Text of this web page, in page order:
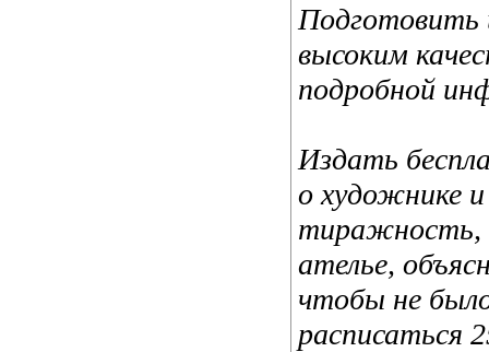
Подготовить
высоким
подробной
Издать
о художнике
тиражность,
ателье,
чтобы не
расписаться